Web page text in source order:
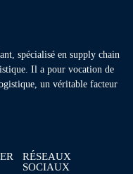
spécialisé en supply chain
Il a pour vocation de
un véritable facteur
RÉSEAUX
SOCIAUX